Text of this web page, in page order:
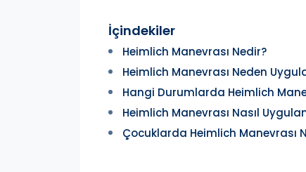
İçindekiler
Heimlich Manevrası Nedir?
Heimlich Manevrası Neden
Hangi Durumlarda Heimlich
Heimlich Manevrası Nasıl
Çocuklarda Heimlich Manevrası